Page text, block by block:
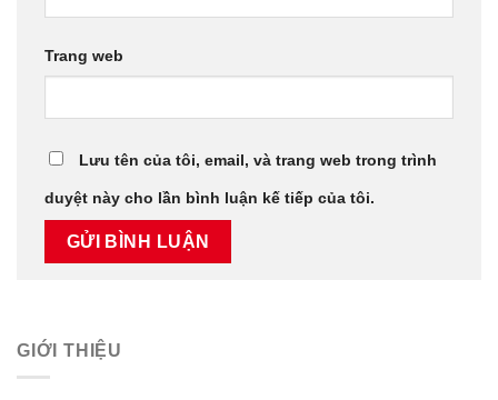
Trang web
Lưu tên của tôi, email, và trang web trong trình
duyệt này cho lần bình luận kế tiếp của tôi.
GIỚI THIỆU